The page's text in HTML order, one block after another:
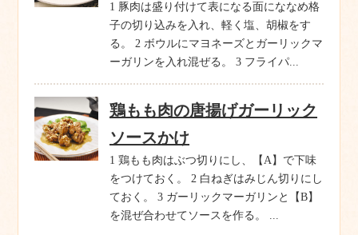
1 豚肉は盛り付けて表になる面にななめ格
子の切り込みを入れ、軽く塩、胡椒をす
る。 2 ボウルにマヨネーズとガーリックマ
ーガリンを入れ混ぜる。 3 フライパ...
鶏もも肉の唐揚げガーリック
ソースかけ
1 鶏もも肉はぶつ切りにし、【A】で下味
をつけておく。 2 白ねぎはみじん切りにし
ておく。 3 ガーリックマーガリンと【B】
を混ぜ合わせてソースを作る。 ...